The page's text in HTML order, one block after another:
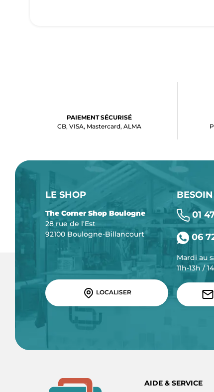
PAIEMENT SÉCURISÉ
CB, VISA, Mastercard, ALMA
LE SHOP
The Corner Shop Boulogne
28 rue de l'Est
92100 Boulogne-Billancourt
LOCALISER
01
06
Mardi au
11h-13h /
AIDE & SERVICE